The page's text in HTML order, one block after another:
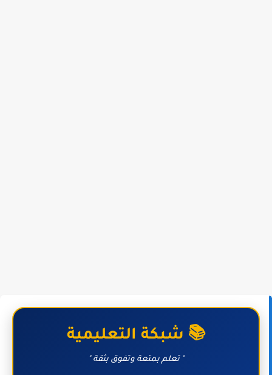
📚 شبكة التعليمية
" تعلم بمتعة وتفوق بثقة "